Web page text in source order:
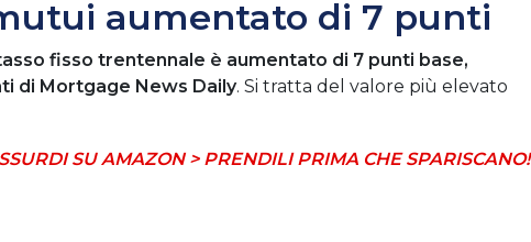
aumentato di 7 punti
fisso trentennale è aumentato di 7 punti base,
di Mortgage News Daily. Si tratta del valore più elevato
SU AMAZON > PRENDILI PRIMA CHE SPARISCANO!